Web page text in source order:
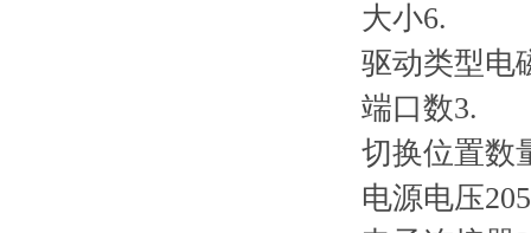
大小6.
驱动类型电
端口数3.
切换位置数
电源电压